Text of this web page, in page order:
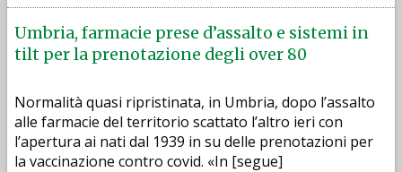
Umbria, farmacie prese d’assalto e sistemi in
tilt per la prenotazione degli over 80
Normalità quasi ripristinata, in Umbria, dopo l’assalto
alle farmacie del territorio scattato l’altro ieri con
l’apertura ai nati dal 1939 in su delle prenotazioni per
la vaccinazione contro covid. «In [segue]